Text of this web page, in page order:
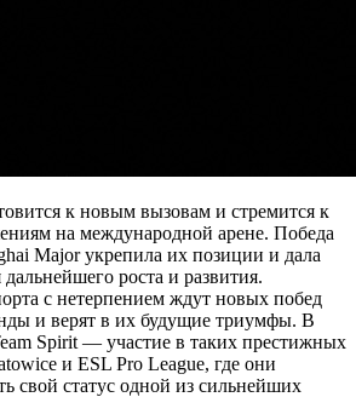
к новым вызовам и стремится к
на международной арене. Победа
Major укрепила их позиции и дала
роста и развития.
с нетерпением ждут новых побед
и верят в их будущие триумфы. В
Spirit — участие в таких престижных
и ESL Pro League, где они
свой статус одной из сильнейших